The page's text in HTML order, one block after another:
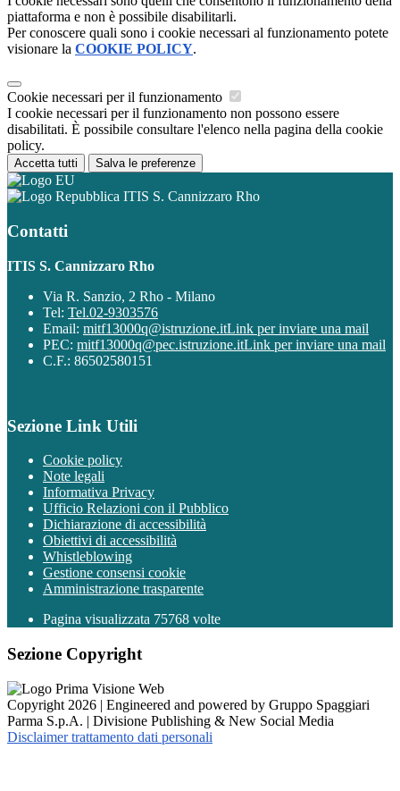
piattaforma e non è possibile disabilitarli.
Per conoscere quali sono i cookie necessari al funzionamento potete
visionare la COOKIE POLICY.
Cookie necessari per il funzionamento
I cookie necessari per il funzionamento non possono essere
disabilitati. È possibile consultare l'elenco nella pagina della cookie
policy.
Accetta tutti Salva le preferenze
ITIS S. Cannizzaro Rho
Contatti
ITIS S. Cannizzaro Rho
Via R. Sanzio, 2 Rho - Milano
Tel: Tel.02-9303576
Email: mitf13000q@istruzione.itLink per inviare una mail
PEC: mitf13000q@pec.istruzione.itLink per inviare una mail
C.F.: 86502580151
Sezione Link Utili
Cookie policy
Note legali
Informativa Privacy
Ufficio Relazioni con il Pubblico
Dichiarazione di accessibilità
Obiettivi di accessibilità
Whistleblowing
Gestione consensi cookie
Amministrazione trasparente
Pagina visualizzata 75768 volte
Sezione Copyright
Copyright 2026 | Engineered and powered by Gruppo Spaggiari
Parma S.p.A. | Divisione Publishing & New Social Media
Disclaimer trattamento dati personali